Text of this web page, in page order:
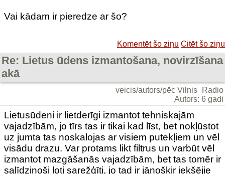
Vai kādam ir pieredze ar šo?
Komentēt šo ziņu Citēt šo ziņu
Re: Lietus ūdens izmantošana, novirzīšana
akā
veicis/autors/pēc Vilnis_Radio
Autors: 6 gadi
Lietusūdeni ir lietderīgi izmantot tehniskajām
vajadzībām, jo tīrs tas ir tikai kad līst, bet nokļūstot
uz jumta tas noskalojas ar visiem putekļiem un vēl
visādu drazu. Var protams likt filtrus un varbūt vēl
izmantot mazgāšanās vajadzībām, bet tas tomēr ir
salīdzinoši ļoti sarežģīti, jo tad ir jānošķir iekšējie